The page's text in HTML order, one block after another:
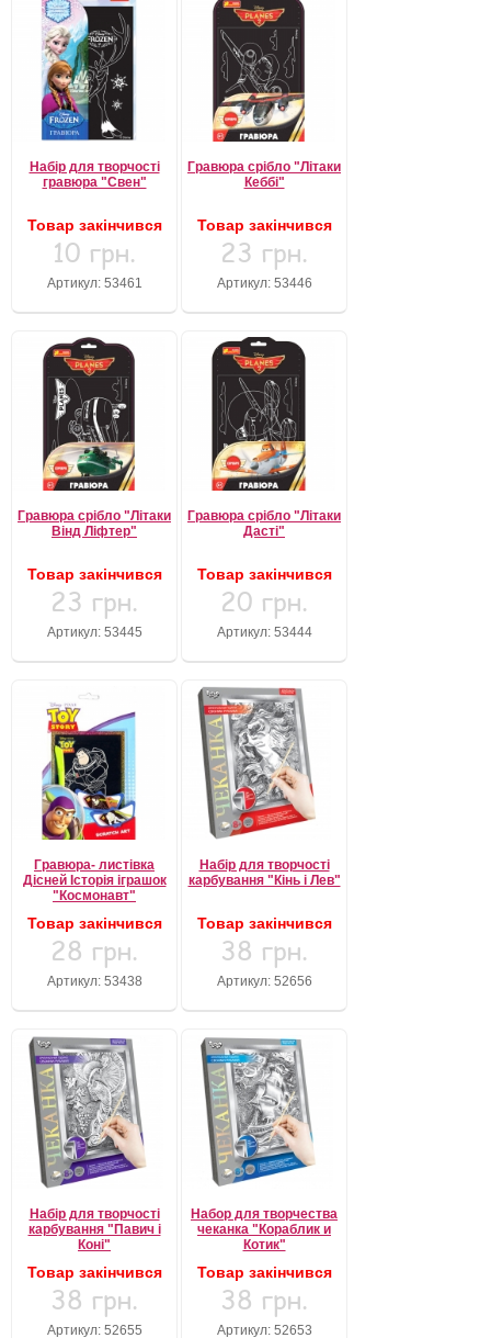
Набір для творчості
гравюра "Свен"
Товар закінчився
10 грн.
Артикул: 53461
Гравюра срібло "Літаки
Кеббі"
Товар закінчився
23 грн.
Артикул: 53446
Гравюра срібло "Літаки
Вінд Ліфтер"
Товар закінчився
23 грн.
Артикул: 53445
Гравюра срібло "Літаки
Дасті"
Товар закінчився
20 грн.
Артикул: 53444
Гравюра- листівка
Дісней Історія іграшок
"Космонавт"
Товар закінчився
28 грн.
Артикул: 53438
Набір для творчості
карбування "Кінь і Лев"
Товар закінчився
38 грн.
Артикул: 52656
Набір для творчості
карбування "Павич і
Коні"
Товар закінчився
38 грн.
Артикул: 52655
Набор для творчества
чеканка "Кораблик и
Котик"
Товар закінчився
38 грн.
Артикул: 52653